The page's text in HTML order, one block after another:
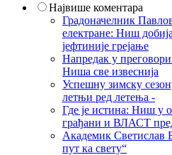
Највише коментара
Градоначелник
електране: Ниш
јефтиније грејање
Напредак у
Ниша све извеснија
Успешну зимску
летњи ред летења -
Где је истина: Ниш у
грађани и ВЛАСТ
Академик Светислав
пут ка свету“